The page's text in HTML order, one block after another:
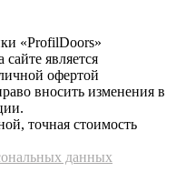
«ProfilDoors»
является
офертой
вносить изменения в
точная стоимость
данных